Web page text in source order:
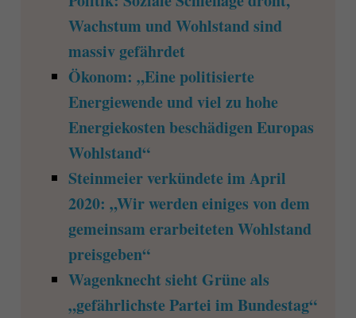
Wachstum und Wohlstand sind
massiv gefährdet
Ökonom: „Eine politisierte
Energiewende und viel zu hohe
Energiekosten beschädigen Europas
Wohlstand“
Steinmeier verkündete im April
2020: „Wir werden einiges von dem
gemeinsam erarbeiteten Wohlstand
preisgeben“
Wagenknecht sieht Grüne als
„gefährlichste Partei im Bundestag“